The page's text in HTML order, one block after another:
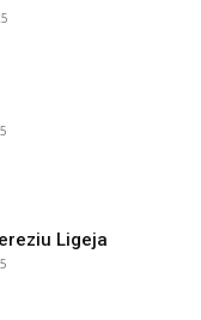
Ligeja